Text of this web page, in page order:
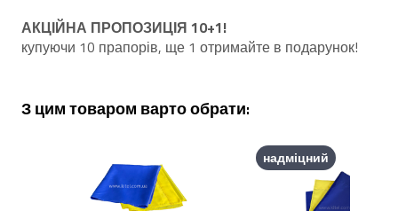
АКЦІЙНА ПРОПОЗИЦІЯ 10+1!
купуючи 10 прапорів, ще 1 отримайте в подарунок!
З цим товаром варто обрати:
надміцний